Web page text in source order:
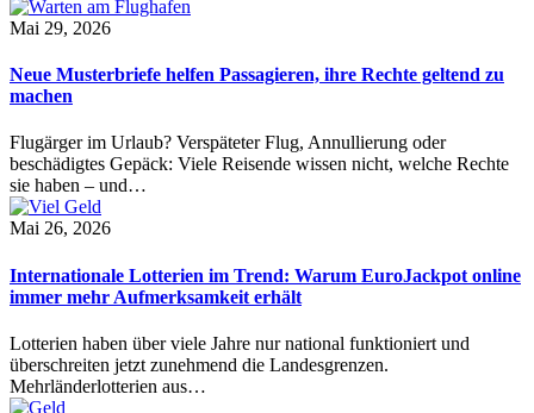
Mai 29, 2026
Neue Musterbriefe helfen Passagieren, ihre Rechte geltend zu
machen
Flugärger im Urlaub? Verspäteter Flug, Annullierung oder
beschädigtes Gepäck: Viele Reisende wissen nicht, welche Rechte
sie haben – und…
Mai 26, 2026
Internationale Lotterien im Trend: Warum EuroJackpot online
immer mehr Aufmerksamkeit erhält
Lotterien haben über viele Jahre nur national funktioniert und
überschreiten jetzt zunehmend die Landesgrenzen.
Mehrländerlotterien aus…